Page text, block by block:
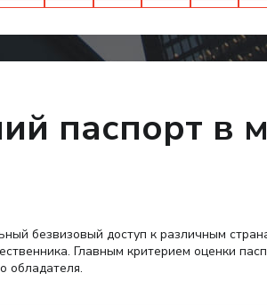
паспорт в
безвизовый доступ к различным
Главным критерием оценки
обладателя.